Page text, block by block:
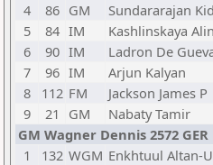
4 86 GM Sundararajan
5
84 IM Kashlinskaya
6
90 IM Ladron De
7
96 IM Arjun Kalyan
8
112 FM Jackson James P
9
21 GM Nabaty Tamir
GM Wagner Dennis 2572 GER
1
132 WGM Enkhtuul Altan-